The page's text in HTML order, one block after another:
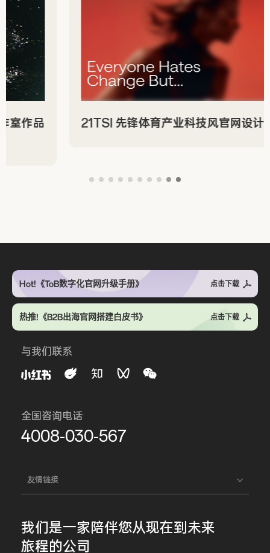
Active Theory 沉浸式创意数字工作室作品
Hot!《ToB数字化官网升级手册》 点击下载
热推!《B2B出海官网搭建白皮书》 点击下载
与我们联系
全国咨询电话
4008-030-567
友情链接
我们是一家陪伴您从现在到未来
旅程的公司